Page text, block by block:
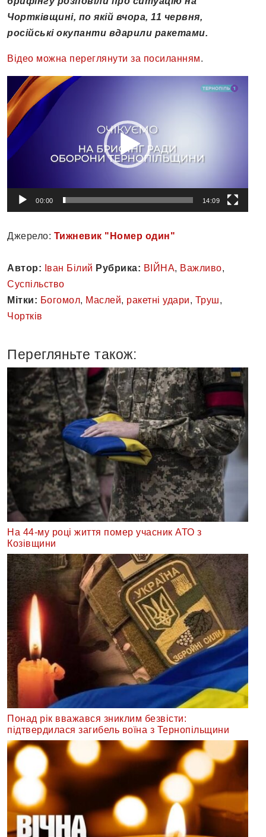
Чортківщині, по якій вчора, 11 червня,
російські окупанти вдарили ракетами.
Відео можна переглянути за посиланням.
Відеопрогравач
00:00 14:09
Джерело: Тижневик "Номер один"
Автор: Іван Білий Рубрика: ВІЙНА, Важливо,
Суспільство
Мітки: Богомол, Маслей, ракетні удари, Труш,
Чортків
Перегляньте також:
На 44-му році життя помер учасник АТО з
Козівщини
Понад рік вважався зниклим безвісти:
підтвердилася загибель воїна з Тернопільщини